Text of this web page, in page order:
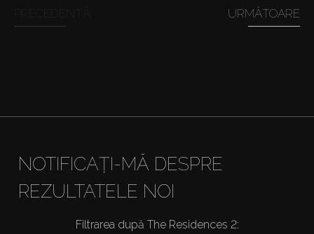
About Us
URMĂTOARE
NOTIFICAȚI-MĂ DESPRE
REZULTATELE NOI
Filtrarea după The Residences 2: